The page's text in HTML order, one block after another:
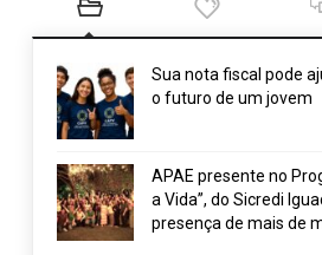
Sua nota fiscal pode
o futuro de um jovem
APAE presente no
a Vida”, do Sicredi
presença de mais de